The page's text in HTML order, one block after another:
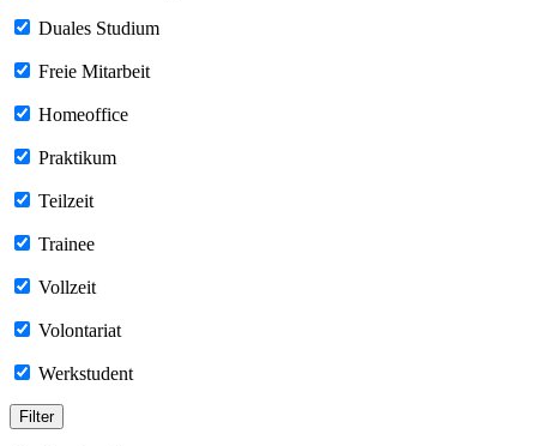
Duales Studium
Freie Mitarbeit
Homeoffice
Praktikum
Teilzeit
Trainee
Vollzeit
Volontariat
Werkstudent